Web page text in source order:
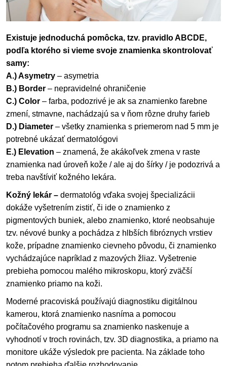
Existuje jednoduchá pomôcka, tzv. pravidlo ABCDE,
podľa ktorého si vieme svoje znamienka skontrolovať
samy:
A.) Asymetry – asymetria
B.) Border – nepravidelné ohraničenie
C.) Color – farba, podozrivé je ak sa znamienko farebne
zmení, stmavne, nachádzajú sa v ňom rôzne druhy farieb
D.) Diameter – všetky znamienka s priemerom nad 5 mm je
potrebné ukázať dermatológovi
E.) Elevation – znamená, že akákoľvek zmena v raste
znamienka nad úroveň kože / ale aj do šírky / je podozrivá a
treba navštíviť kožného lekára.
Kožný lekár – dermatológ vďaka svojej špecializácii
dokáže vyšetrením zistiť, či ide o znamienko z
pigmentových buniek, alebo znamienko, ktoré neobsahuje
tzv. névové bunky a pochádza z hlbších fibróznych vrstiev
kože, prípadne znamienko cievneho pôvodu, či znamienko
vychádzajúce napríklad z mazových žliaz. Vyšetrenie
prebieha pomocou malého mikroskopu, ktorý zväčší
znamienko priamo na koži.
Moderné pracoviská používajú diagnostiku digitálnou
kamerou, ktorá znamienko nasníma a pomocou
počítačového programu sa znamienko naskenuje a
vyhodnotí v troch rovinách, tzv. 3D diagnostika, a priamo na
monitore ukáže výsledok pre pacienta. Na základe toho